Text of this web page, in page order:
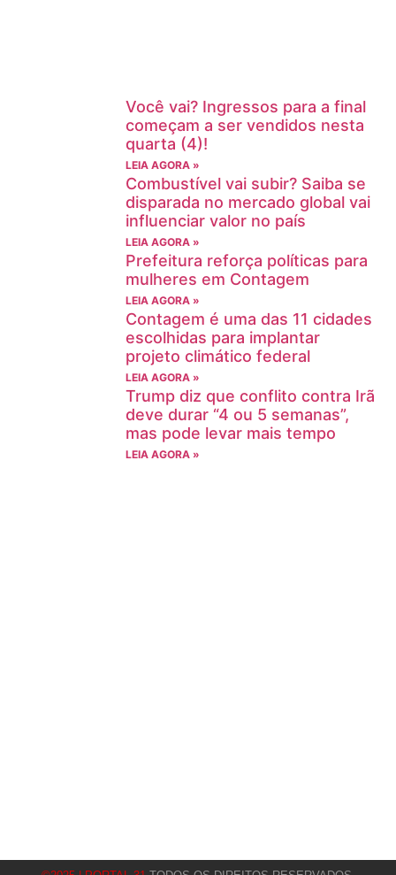
Você vai? Ingressos para a final
começam a ser vendidos nesta
quarta (4)!
LEIA AGORA »
Combustível vai subir? Saiba se
disparada no mercado global vai
influenciar valor no país
LEIA AGORA »
Prefeitura reforça políticas para
mulheres em Contagem
LEIA AGORA »
Contagem é uma das 11 cidades
escolhidas para implantar
projeto climático federal
LEIA AGORA »
Trump diz que conflito contra Irã
deve durar “4 ou 5 semanas”,
mas pode levar mais tempo
LEIA AGORA »